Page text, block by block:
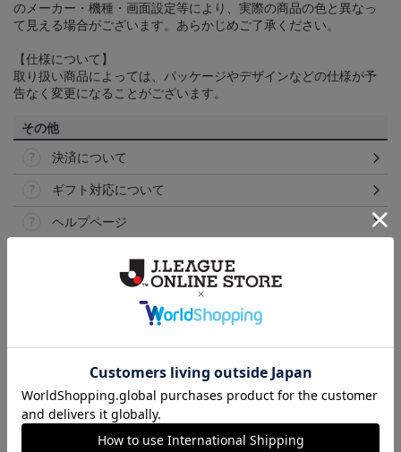
のメーカー・機種・画面設定等により、実際の商品の色と異なっ
て見える場合がございます。あらかじめご了承ください。
【仕様について】
取り扱い商品によっては、パッケージやデザインなどの仕様が予
告なく変更になることがございます。
その他
決済について
ギフト対応について
ヘルプページ